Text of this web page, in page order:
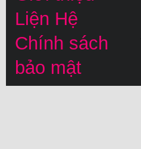
Liện Hệ
Chính sách
bảo mật